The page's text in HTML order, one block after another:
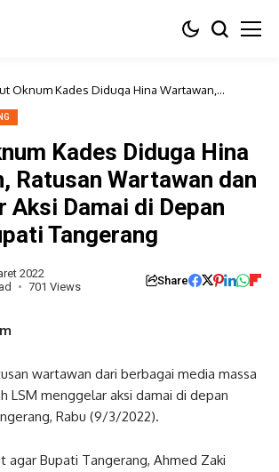
Oknum Kades Diduga Hina Wartawan,
Kantor Bupati Tangerang
Kades Diduga Hina
Ratusan Wartawan dan
Aksi Damai di Depan
Tangerang
2022
701 Views Share
wartawan dari berbagai media massa
LSM menggelar aksi damai di depan
Rabu (9/3/2022).
agar Bupati Tangerang, Ahmed Zaki